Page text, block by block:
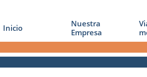
Inicio
Nuestra
Empresa